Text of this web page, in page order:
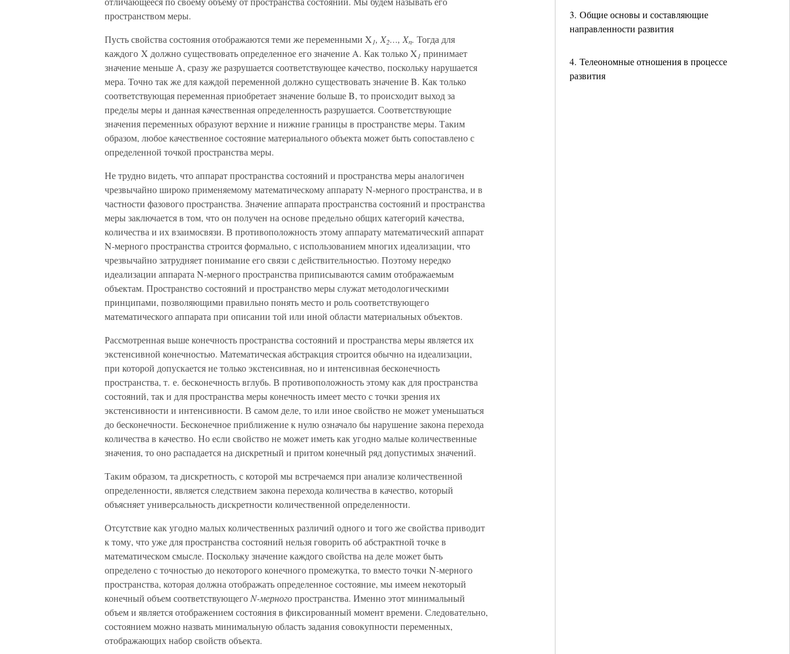
3. Общие основы и составляющие
направленности развития
4. Телеономные отношения в процессе
развития
пространством меры.
Пусть свойства состояния отображаются теми же переменными X1, X2…, Xn. Тогда для
каждого X должно существовать определенное его значение A. Как только X1 принимает
значение меньше A, сразу же разрушается соответствующее качество, поскольку нарушается
мера. Точно так же для каждой переменной должно существовать значение B. Как только
соответствующая переменная приобретает значение больше B, то происходит выход за
пределы меры и данная качественная определенность разрушается. Соответствующие
значения переменных образуют верхние и нижние границы в пространстве меры. Таким
образом, любое качественное состояние материального объекта может быть сопоставлено с
определенной точкой пространства меры.
Не трудно видеть, что аппарат пространства состояний и пространства меры аналогичен
чрезвычайно широко применяемому математическому аппарату N-мерного пространства, и в
частности фазового пространства. Значение аппарата пространства состояний и пространства
меры заключается в том, что он получен на основе предельно общих категорий качества,
количества и их взаимосвязи. В противоположность этому аппарату математический аппарат
N-мерного пространства строится формально, с использованием многих идеализации, что
чрезвычайно затрудняет понимание его связи с действительностью. Поэтому нередко
идеализации аппарата N-мерного пространства приписываются самим отображаемым
объектам. Пространство состояний и пространство меры служат методологическими
принципами, позволяющими правильно понять место и роль соответствующего
математического аппарата при описании той или иной области материальных объектов.
Рассмотренная выше конечность пространства состояний и пространства меры является их
экстенсивной конечностью. Математическая абстракция строится обычно на идеализации,
при которой допускается не только экстенсивная, но и интенсивная бесконечность
пространства, т. е. бесконечность вглубь. В противоположность этому как для пространства
состояний, так и для пространства меры конечность имеет место с точки зрения их
экстенсивности и интенсивности. В самом деле, то или иное свойство не может уменьшаться
до бесконечности. Бесконечное приближение к нулю означало бы нарушение закона перехода
количества в качество. Но если свойство не может иметь как угодно малые количественные
значения, то оно распадается на дискретный и притом конечный ряд допустимых значений.
Таким образом, та дискретность, с которой мы встречаемся при анализе количественной
определенности, является следствием закона перехода количества в качество, который
объясняет универсальность дискретности количественной определенности.
Отсутствие как угодно малых количественных различий одного и того же свойства приводит
к тому, что уже для пространства состояний нельзя говорить об абстрактной точке в
математическом смысле. Поскольку значение каждого свойства на деле может быть
определено с точностью до некоторого конечного промежутка, то вместо точки N-мерного
пространства, которая должна отображать определенное состояние, мы имеем некоторый
конечный объем соответствующего N-мерногопространства. Именно этот минимальный
объем и является отображением состояния в фиксированный момент времени. Следовательно,
состоянием можно назвать минимальную область задания совокупности переменных,
отображающих набор свойств объекта.